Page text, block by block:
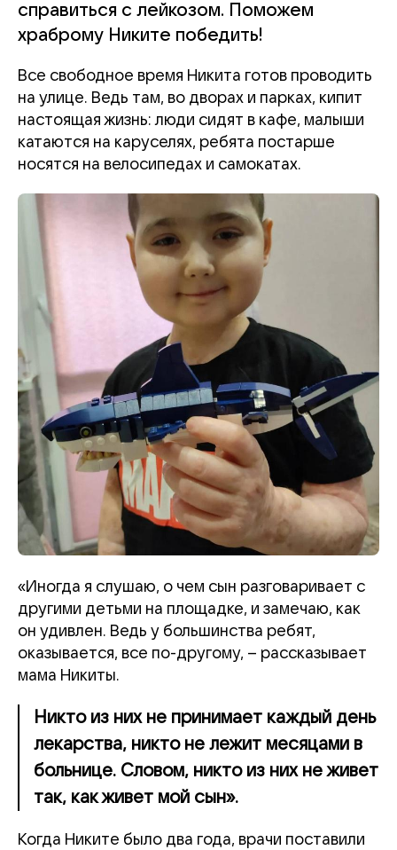
справиться с лейкозом. Поможем
храброму Никите победить!
Все свободное время Никита готов проводить
на улице. Ведь там, во дворах и парках, кипит
настоящая жизнь: люди сидят в кафе, малыши
катаются на каруселях, ребята постарше
носятся на велосипедах и самокатах.
«Иногда я слушаю, о чем сын разговаривает с
другими детьми на площадке, и замечаю, как
он удивлен. Ведь у большинства ребят,
оказывается, все по-другому, – рассказывает
мама Никиты.
Никто из них не принимает каждый день
лекарства, никто не лежит месяцами в
больнице. Словом, никто из них не живет
так, как живет мой сын».
Когда Никите было два года, врачи поставили